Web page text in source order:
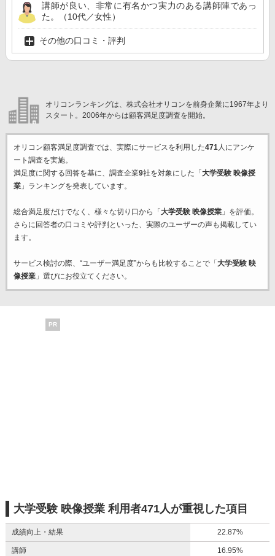
講師が良い、非常に有名かつ実力のある講師陣であっ
た。（10代／女性）
その他の口コミ・評判
オリコンランキングは、株式会社オリコンを前身企業に1967年より
スタート。2006年からは顧客満足度調査を開始。
オリコン顧客満足度調査では、実際にサービスを利用した471人にアンケ
ート調査を実施。
満足度に関する回答を基に、調査企業9社を対象にした「 大学受験 映像授
業」ランキングを発表しています。
総合満足度だけでなく、様々な切り口から「 大学受験 映像授業」を評価。
さらに回答者の口コミや評判といった、実際のユーザーの声も掲載してい
ます。
サービス検討の際、“ユーザー満足度”からも比較することで「 大学受験 映
像授業」選びにお役立てください。
PR
大学受験 映像授業 利用者471人が重視した項目
成績向上・結果 22.87%
講師 16.95%